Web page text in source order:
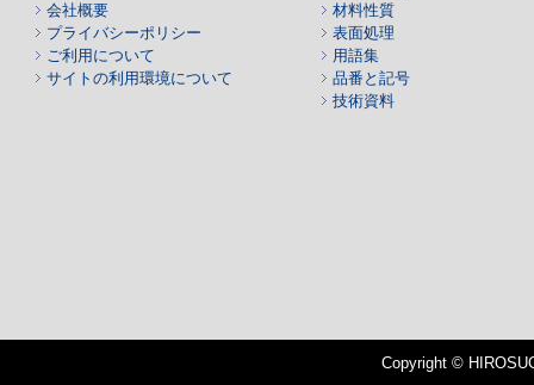
会社概要
プライバシーポリシー
ご利用について
サイトの利用環境について
材料性質
表面処理
用語集
品番と記号
技術資料
Copyright ©